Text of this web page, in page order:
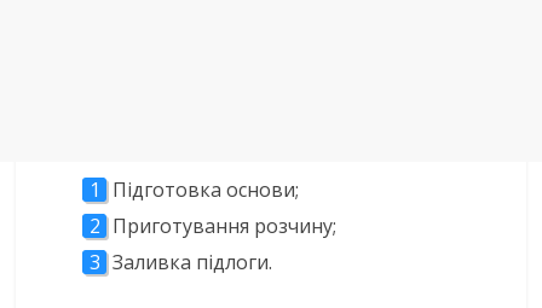
Підготовка основи;
Приготування розчину;
Заливка підлоги.